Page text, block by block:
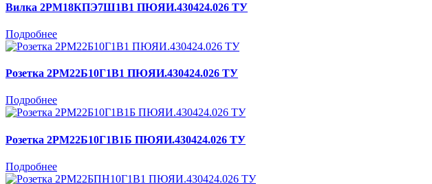
Вилка 2РМ18КПЭ7Ш1В1 ПЮЯИ.430424.026 ТУ
Подробнее
Розетка 2РМ22Б10Г1В1 ПЮЯИ.430424.026 ТУ
Подробнее
Розетка 2РМ22Б10Г1В1Б ПЮЯИ.430424.026 ТУ
Подробнее